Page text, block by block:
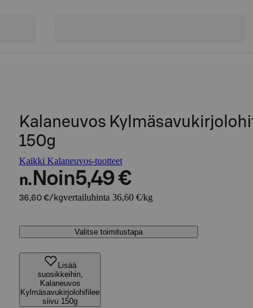
Kalaneuvos
150g
Kaikki Kalaneuvos-tuotteet
n. Noin5,49 €
36,60 €/kgvertailuhinta 36,60 €/kg
Valitse toimitustapa
Lisää
suosikkeihin,
Kalaneuvos
Kylmäsavukirjolohifilee
siivu 150g